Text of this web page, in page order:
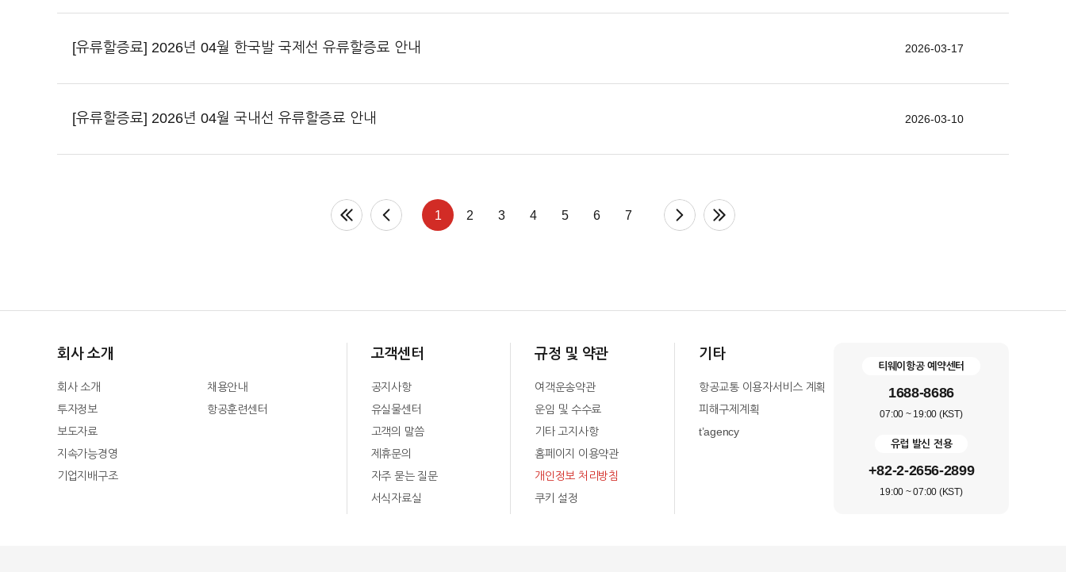
[유류할증료] 2026년 04월 한국발 국제선 유류할증료 안내 2026-03-17
[유류할증료] 2026년 04월 국내선 유류할증료 안내 2026-03-10
1 2 3 4 5 6 7
회사 소개
회사 소개
투자정보
보도자료
지속가능경영
기업지배구조
채용안내
항공훈련센터
고객센터
공지사항
유실물센터
고객의 말씀
제휴문의
자주 묻는 질문
서식자료실
규정 및 약관
여객운송약관
운임 및 수수료
기타 고지사항
홈페이지 이용약관
개인정보 처리방침
쿠키 설정
기타
항공교통 이용자서비스 계획
피해구제계획
t’agency
티웨이항공 예약센터
1688-8686
07:00 ~ 19:00 (KST)
유럽 발신 전용
+82-2-2656-2899
19:00 ~ 07:00 (KST)